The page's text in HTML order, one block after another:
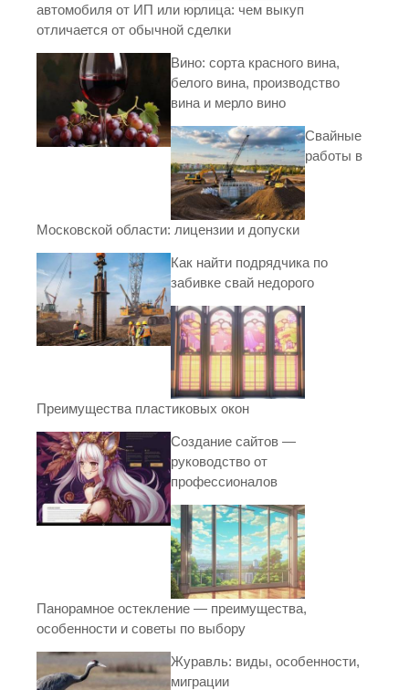
автомобиля от ИП или юрлица: чем выкуп
отличается от обычной сделки
Вино: сорта красного вина,
белого вина, производство
вина и мерло вино
Свайные
работы в
Московской области: лицензии и допуски
Как найти подрядчика по
забивке свай недорого
Преимущества пластиковых окон
Создание сайтов —
руководство от
профессионалов
Панорамное остекление — преимущества,
особенности и советы по выбору
Журавль: виды, особенности,
миграции